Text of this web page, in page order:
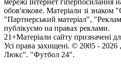
мережі Інтернет гіперпосилання
обов'язкове. Матеріали зі знаком
"Партнерський матеріал",
публікуємо на правах реклами.
21+Матеріали сайту призначені
Усi права захищенi. © 2005 - 2026
Люкс". "Футбол 24".